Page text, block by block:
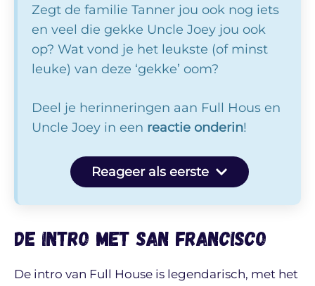
Zegt de familie Tanner jou ook nog iets
en veel die gekke Uncle Joey jou ook
op? Wat vond je het leukste (of minst
leuke) van deze ‘gekke’ oom?
Deel je herinneringen aan Full Hous en
Uncle Joey in een reactie onderin!
Reageer als eerste
De intro met San Francisco
De intro van Full House is legendarisch, met het